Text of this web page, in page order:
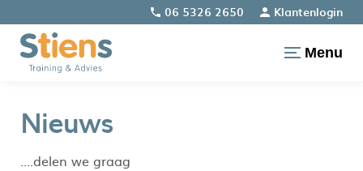
06 5326 2650 Klantenlogin
Menu
Nieuws
....delen we graag